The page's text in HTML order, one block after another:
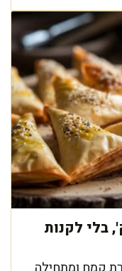
משגעים ב-40 דק', בלי לקנות